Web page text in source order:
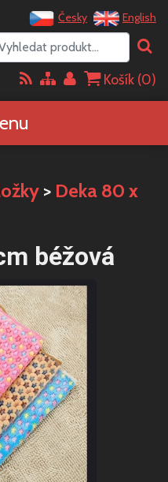
Česky English
Košík (0)
> Deka 80 x
béžová